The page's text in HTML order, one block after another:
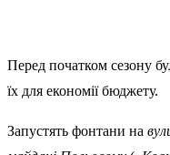
Перед початком сезону
їх для економії бюджету.
Запустять фонтани на